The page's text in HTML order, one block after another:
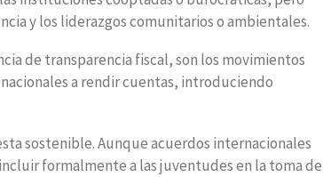
y los liderazgos comunitarios o ambientales.
de transparencia fiscal, son los movimientos
a rendir cuentas, introduciendo
sostenible. Aunque acuerdos internacionales
formalmente a las juventudes en la toma de